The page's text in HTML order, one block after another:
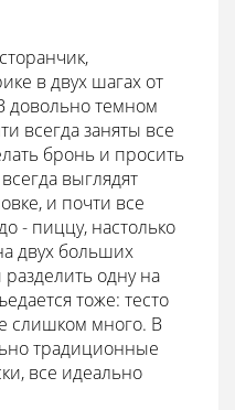
в двух шагах от
темном
всегда заняты все
бронь и просить
выглядят
и почти все
- пиццу, настолько
двух больших
одну на
тоже: тесто
слишком много. В
традиционные
все идеально